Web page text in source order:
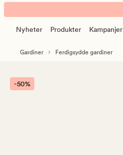
Gisle
gardin
denimblå
banner.
Klikk
pause.
Nyheter Produkter Kampanjer
Gardiner Ferdigsydde gardiner
-50%